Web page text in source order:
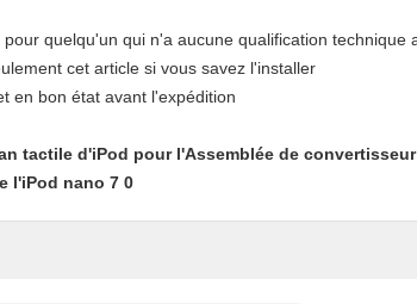
quelqu'un qui n'a aucune qualification
cet article si vous savez l'installer
en bon état avant l'expédition